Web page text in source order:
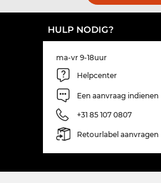
HULP NODIG?
ma-vr 9-18uur
Helpcenter
Een aanvraag indienen
+31 85 107 0807
Retourlabel aanvragen